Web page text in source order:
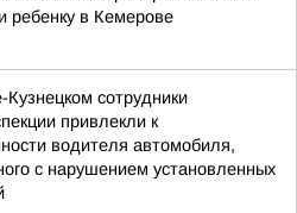
ребенку в Кемерове
Кузнецком сотрудники
привлекли к
водителя автомобиля,
с нарушением установленных